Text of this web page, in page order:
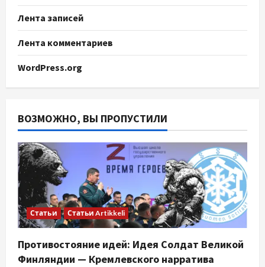
Лента записей
Лента комментариев
WordPress.org
ВОЗМОЖНО, ВЫ ПРОПУСТИЛИ
Статьи Статьи Artikkeli
Противостояние идей: Идея Солдат Великой
Финляндии — Кремлевского нарратива